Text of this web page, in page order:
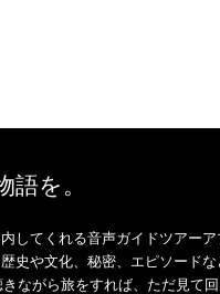
語を。
してくれる音声ガイドツアー
史や文化、秘密、エピソード
ながら旅をすれば、ただ見て